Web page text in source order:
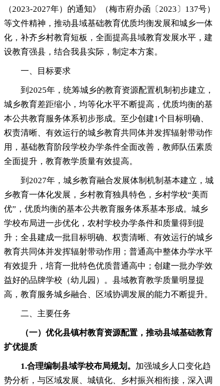
（2023-2027年）的通知》（梅市府办函〔2023〕137号）
等文件精神，推动县域基础教育优质均衡发展和城乡一体
化 ， 补齐乡村教育短板，全面提高县域教育发展水平 ， 建
设教育强县，结合我县实际 ， 制定本方案。
一、目标要求
到2025年 ， 统筹城乡的教育资源配置机制初步建立，
城乡教育差距缩小 ， 均等化水平不断提高，优质均衡的基
本公共教育服务体系初步形成。 至少创建1个目标明确、
权责清晰、有效运行的城乡教育共同体并发挥辐射带动作
用，基础教育阶段学校办学条件全面改善 ， 教师队伍素质
全面提升，教育教学质量有效提高。
到2027年 ， 城乡教育融合发展体制机制基本建立，城
乡教育一体化发展 ， 乡村教育独具特色，乡村学校“美而
优” ， 优质均衡的基本公共教育服务体系基本形成。城乡
学校布局进一步优化 ， 农村学校办学条件和质量得到提
升；全县建成一批目标明确、权责清晰、有效运行的城乡
教育共同体并发挥辐射带动作用 ； 普通高中整体办学水平
有效提升，培育一批特色优质普通高中 ； 创建一批办学效
益好的品牌学校（幼儿园）。县域教育教学质量明显提
高 ， 教育服务城乡融合、区域协调发展的能力不断提升。
二、主要任务
（一）优化县镇村教育资源配置 ， 推动县域基础教育
扩优提质
1.合理编制县域学校布局规划 。 加强城乡人口变化趋
势分析 ， 与区域发展、城镇化、乡村振兴相衔接，深入调